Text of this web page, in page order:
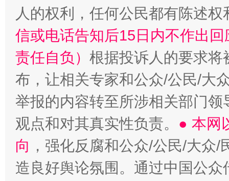
人的权利，任何公民都有陈述
信或电话告知后15日内不作出
责任自负） 根据投诉人的要求将
布，让相关专家和公众/公民/大
举报的内容转至所涉相关部门
观点和对其真实性负责。 ● 本网
向 ，强化反腐和公众/公民/大众
造良好舆论氛围。通过中国公